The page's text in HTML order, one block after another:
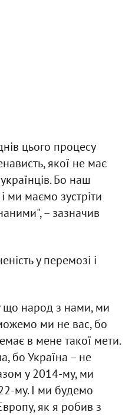
цього процесу
якої не має
Бо наш
ми маємо зустріти
– зазначив
у перемозі і
що народ з нами, ми
ми не вас, бо
в мене такої мети.
бо Україна – не
у 2014-му, ми
му. І ми будемо
як я робив з